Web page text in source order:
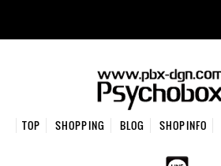
TOP SHOPPING BLOG SHOPINFO